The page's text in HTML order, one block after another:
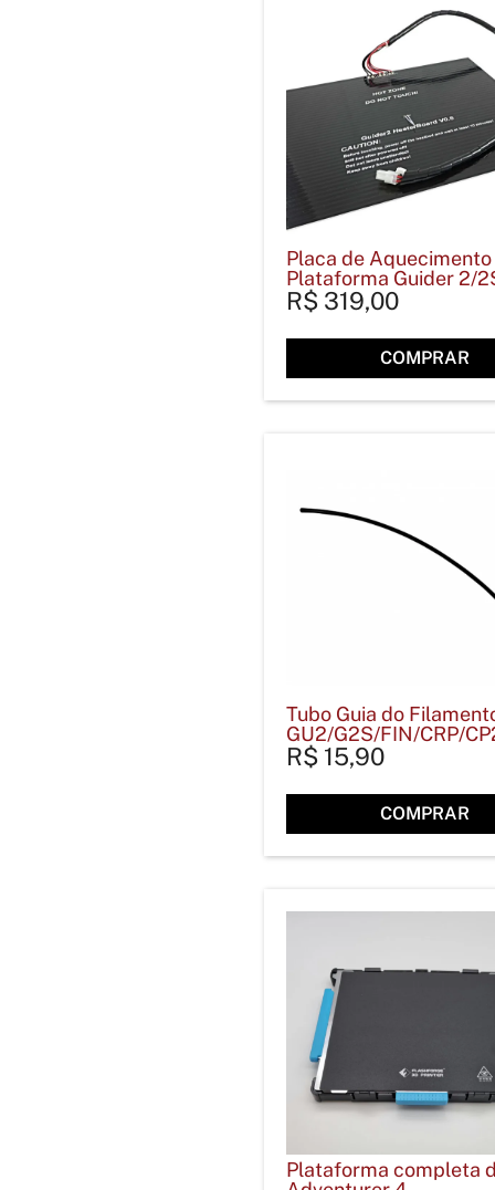
Placa de
Plataforma Guider 2/
R$ 319,00
COMPRAR
Tubo Guia do
GU2/G2S/FIN/CRP/
R$ 15,90
COMPRAR
Plataforma completa